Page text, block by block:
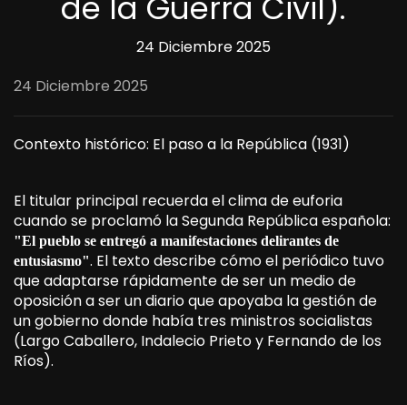
24 Diciembre 2025
24 Diciembre 2025
Contexto histórico: El paso a la República (1931)
El titular principal recuerda el clima de euforia
cuando se proclamó la Segunda República española:
"El pueblo se entregó a manifestaciones delirantes de
entusiasmo". El texto describe cómo el periódico tuvo
que adaptarse rápidamente de ser un medio de
oposición a ser un diario que apoyaba la gestión de
un gobierno donde había tres ministros socialistas
(Largo Caballero, Indalecio Prieto y Fernando de los
Ríos).